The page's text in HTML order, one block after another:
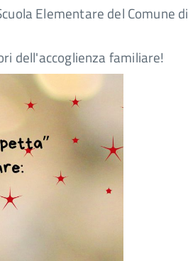
Elementare del Comune di
dell'accoglienza familiare!